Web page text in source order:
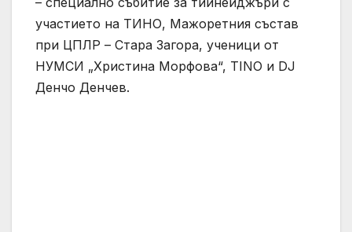
участието на ТИНО, Мажоретния състав
при ЦПЛР – Стара Загора, ученици от
НУМСИ „Христина Морфова“, TINO и DJ
Денчо Денчев.